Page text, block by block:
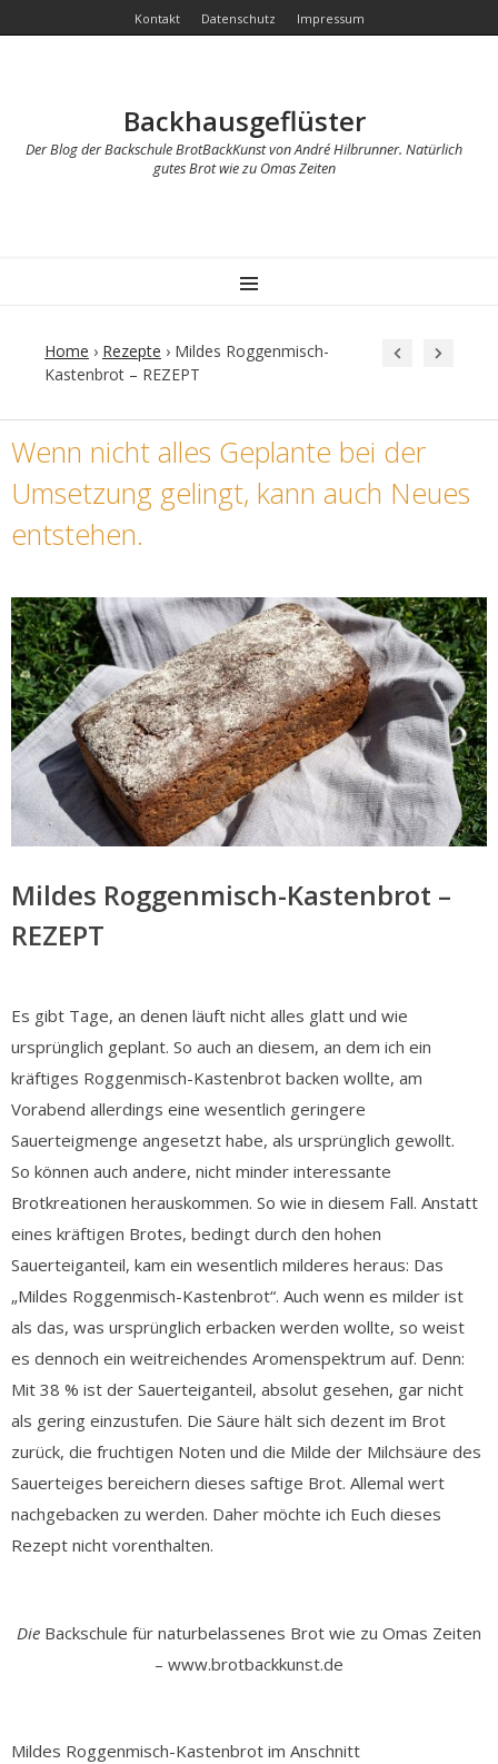
Kontakt Datenschutz Impressum
Backhausgeflüster
Der Blog der Backschule BrotBackKunst von André Hilbrunner. Natürlich
gutes Brot wie zu Omas Zeiten
MENU
Home › Rezepte › Mildes Roggenmisch-
Kastenbrot – REZEPT
Wenn nicht alles Geplante bei der
Umsetzung gelingt, kann auch Neues
entstehen.
Mildes Roggenmisch-Kastenbrot –
REZEPT
Es gibt Tage, an denen läuft nicht alles glatt und wie
ursprünglich geplant. So auch an diesem, an dem ich ein
kräftiges Roggenmisch-Kastenbrot backen wollte, am
Vorabend allerdings eine wesentlich geringere
Sauerteigmenge angesetzt habe, als ursprünglich gewollt.
So können auch andere, nicht minder interessante
Brotkreationen herauskommen. So wie in diesem Fall. Anstatt
eines kräftigen Brotes, bedingt durch den hohen
Sauerteiganteil, kam ein wesentlich milderes heraus: Das
„Mildes Roggenmisch-Kastenbrot“. Auch wenn es milder ist
als das, was ursprünglich erbacken werden wollte, so weist
es dennoch ein weitreichendes Aromenspektrum auf. Denn:
Mit 38 % ist der Sauerteiganteil, absolut gesehen, gar nicht
als gering einzustufen. Die Säure hält sich dezent im Brot
zurück, die fruchtigen Noten und die Milde der Milchsäure des
Sauerteiges bereichern dieses saftige Brot. Allemal wert
nachgebacken zu werden. Daher möchte ich Euch dieses
Rezept nicht vorenthalten.
Die Backschule für naturbelassenes Brot wie zu Omas Zeiten
– www.brotbackkunst.de
Mildes Roggenmisch-Kastenbrot im Anschnitt
Post
navigation